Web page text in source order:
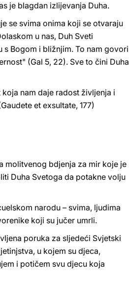
je blagdan izlijevanja Duha.
se svima onima koji se otvaraju
u nas, Duh Sveti
Bogom i bližnjim. To nam govori
(Gal 5, 22). Sve to čini Duha
nam daje radost življenja i
et exsultate, 177)
molitvenog bdjenja za mir koje je
Duha Svetoga da potakne volju
narodu – svima, ljudima
koji su jučer umrli.
poruka za sljedeći Svjetski
u kojem su djeca,
i potičem svu djecu koja